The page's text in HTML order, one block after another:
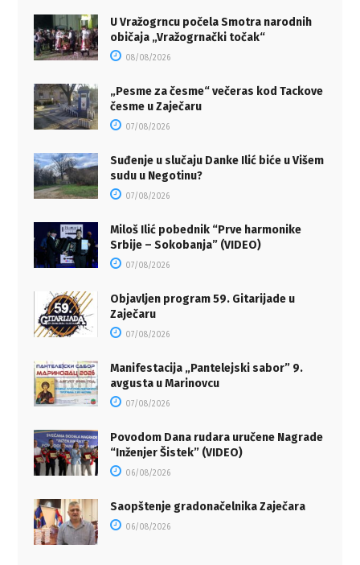
U Vražogrncu počela Smotra narodnih
običaja „Vražogrnački točak“
08/08/2026
„Pesme za česme“ večeras kod Tackove
česme u Zaječaru
07/08/2026
Suđenje u slučaju Danke Ilić biće u Višem
sudu u Negotinu?
07/08/2026
Miloš Ilić pobednik “Prve harmonike
Srbije – Sokobanja” (VIDEO)
07/08/2026
Objavljen program 59. Gitarijade u
Zaječaru
07/08/2026
Manifestacija „Pantelejski sabor” 9.
avgusta u Marinovcu
07/08/2026
Povodom Dana rudara uručene Nagrade
“Inženjer Šistek” (VIDEO)
06/08/2026
Saopštenje gradonačelnika Zaječara
06/08/2026